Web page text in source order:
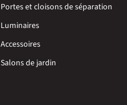
Portes et cloisons de séparation
Luminaires
Accessoires
Salons de jardin